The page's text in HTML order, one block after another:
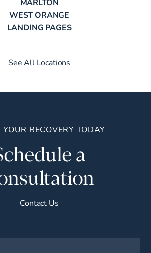
WEST ORANGE
LANDING PAGES
See All Locations
YOUR RECOVERY TODAY
a
Contact Us